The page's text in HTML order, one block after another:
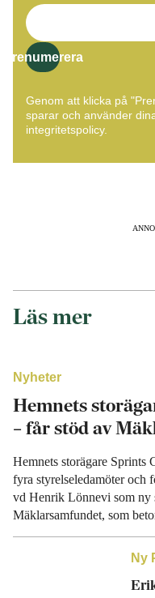
Prenumerera
Genom att klicka på
sparar och använder
integritetspolicy.
Läs mer
Nyheter
Hemnets
– får stöd av
Hemnets storägare
fyra styrelseledamöter och
vd Henrik Lönnevi som ny
Mäklarsamfundet, som
Ny